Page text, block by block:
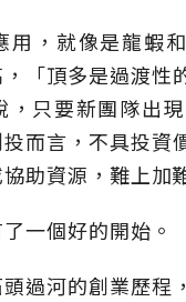
用，就像是龍蝦
「頂多是過渡性
，只要新團隊出
而言，不具投資
助資源，難上加
一個好的開始。
過河的創業歷程